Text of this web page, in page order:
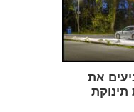
את
תינוקת